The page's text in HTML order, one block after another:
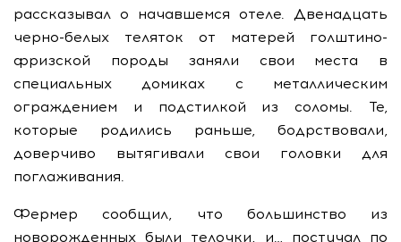
рассказывал о начавшемся отеле. Двенадцать
черно-белых теляток от матерей голштино-
фризской породы заняли свои места в
специальных домиках с металлическим
ограждением и подстилкой из соломы. Те,
которые родились раньше, бодрствовали,
доверчиво вытягивали свои головки для
поглаживания.
Фермер сообщил, что большинство из
новорожденных были телочки, и… постучал по